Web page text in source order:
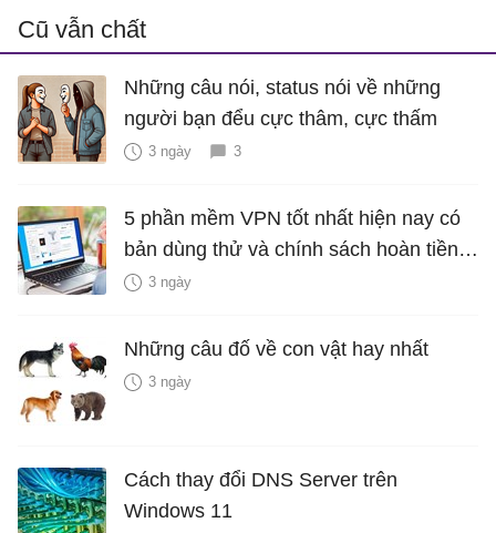
Cũ vẫn chất
Những câu nói, status nói về những
người bạn đểu cực thâm, cực thấm
3 ngày 3
5 phần mềm VPN tốt nhất hiện nay có
bản dùng thử và chính sách hoàn tiền
miễn phí
3 ngày
Những câu đố về con vật hay nhất
3 ngày
Cách thay đổi DNS Server trên
Windows 11